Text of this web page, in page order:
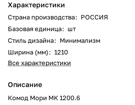
Характеристики
Страна производства: РОССИЯ
Базовая единица: шт
Стиль дизайна: Минимализм
Ширина (мм): 1210
Все характеристики
Описание
Комод Мори МК 1200.6